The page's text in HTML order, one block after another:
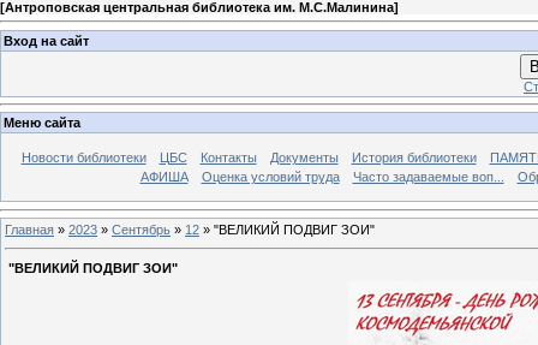
[Антроповская центральная библиотека им. М.С.Малинина]
Вход на сайт
Меню сайта
Новости библиотеки ЦБС Контакты Документы История библиотеки
АФИША
Оценка условий труда Часто задаваемые воп...
Главная » 2023 » Сентябрь » 12 » "ВЕЛИКИЙ ПОДВИГ ЗОИ"
"ВЕЛИКИЙ ПОДВИГ ЗОИ"